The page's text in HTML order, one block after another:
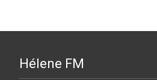
Hélene FM